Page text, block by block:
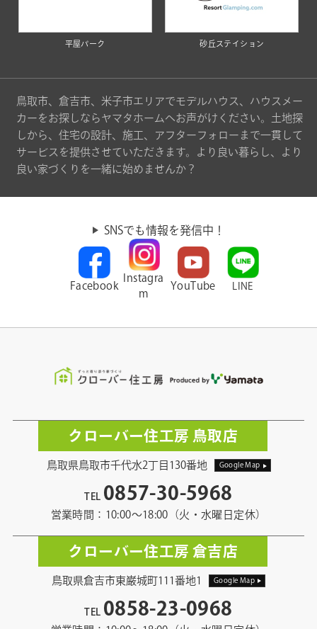
平屋パーク 砂丘ステイション
鳥取市、倉吉市、米子市エリアでモデルハウス、ハウスメー
カーをお探しならヤマタホームへお声がけください。土地探
しから、住宅の設計、施工、アフターフォローまで一貫して
サービスを提供させていただきます。より良い暮らし、より
良い家づくりを一緒に始めませんか？
SNSでも情報を発信中！
Facebook
Instagra
m
YouTube LINE
クローバー住工房 鳥取店
鳥取県鳥取市千代水2丁目130番地 Google Map
TEL 0857-30-5968
営業時間：10:00〜18:00（火・水曜日定休）
クローバー住工房 倉吉店
鳥取県倉吉市東巌城町111番地1 Google Map
TEL 0858-23-0968